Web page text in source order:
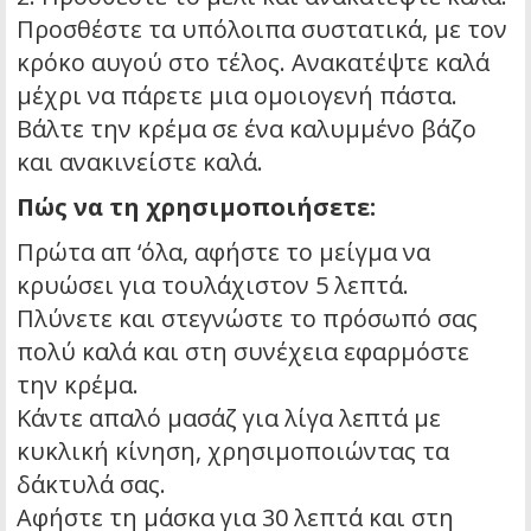
Προσθέστε τα υπόλοιπα συστατικά, με τον
κρόκο αυγού στο τέλος. Ανακατέψτε καλά
μέχρι να πάρετε μια ομοιογενή πάστα.
Βάλτε την κρέμα σε ένα καλυμμένο βάζο
και ανακινείστε καλά.
Πώς να τη χρησιμοποιήσετε:
Πρώτα απ ‘όλα, αφήστε το μείγμα να
κρυώσει για τουλάχιστον 5 λεπτά.
Πλύνετε και στεγνώστε το πρόσωπό σας
πολύ καλά και στη συνέχεια εφαρμόστε
την κρέμα.
Κάντε απαλό μασάζ για λίγα λεπτά με
κυκλική κίνηση, χρησιμοποιώντας τα
δάκτυλά σας.
Αφήστε τη μάσκα για 30 λεπτά και στη